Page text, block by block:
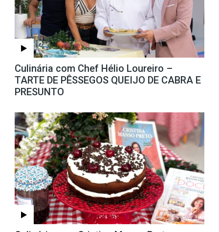
Culinária com Chef Hélio Loureiro –
TARTE DE PÊSSEGOS QUEIJO DE CABRA E
PRESUNTO